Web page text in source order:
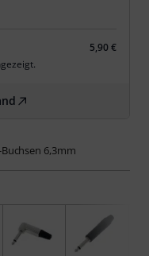
5,90 €
6,3mm